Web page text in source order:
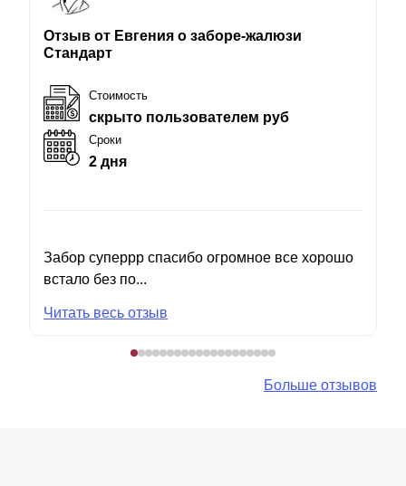
Отзыв от Евгения о заборе-жалюзи
Стандарт
Стоимость
скрыто пользователем руб
Сроки
2 дня
Забор суперрр спасибо огромное все хорошо
встало без по...
Читать весь отзыв
Больше отзывов